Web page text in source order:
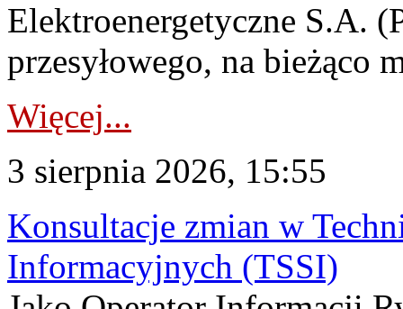
Elektroenergetyczne S.A.
przesyłowego, na bieżąco
Więcej...
3 sierpnia 2026, 15:55
Konsultacje zmian w
Informacyjnych (TSSI)